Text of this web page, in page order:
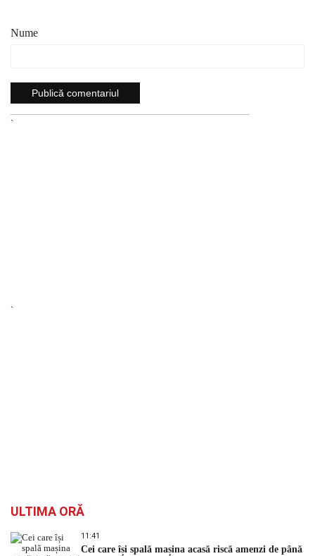
Nume
`
`
ULTIMA ORĂ
11:41
Cei care își spală mașina acasă riscă amenzi de până